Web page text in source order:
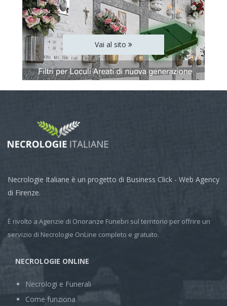
Vai al sito
Necrologie Italiane è un progetto di Business Click - Web Agency
di Firenze.
È rivolto a Agenzie di Onoranze Funebri sul territorio per offrire un
servizio di Necrologie OnLine completo e gratuito.
NECROLOGIE ONLINE
Necrologi e Funerali
Come funziona